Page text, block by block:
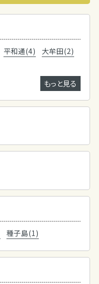
平和通(4)
大牟田(2)
もっと見る
種子島(1)